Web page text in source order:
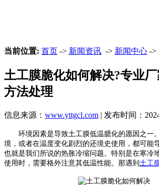
当前位置: 首页 -> 新闻资讯 -> 新闻中心 ->
土工膜脆化如何解决?专业
方法处理
信息来源： www.yttgcl.com | 发布时间：
环境因素是导致土工膜低温臆化的愿因之一
境，或者在温度变化剧烈的还境史使用，都可能
也就是我们所说的热胀冷缩问题。特别是在寒冷
使用时，需要格外注意其低温性能。那遇到 土工